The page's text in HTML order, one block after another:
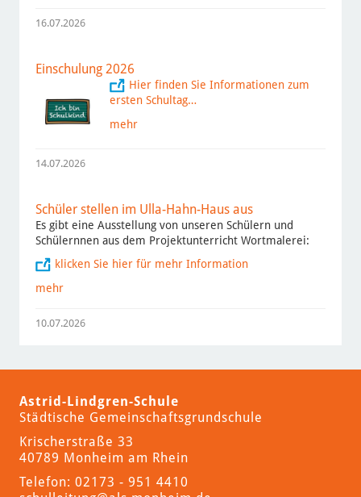
16.07.2026
Einschulung 2026
Hier finden Sie Informationen zum
ersten Schultag…
mehr
14.07.2026
Schüler stellen im Ulla-Hahn-Haus aus
Es gibt eine Ausstellung von unseren Schülern und
Schülernnen aus dem Projektunterricht Wortmalerei:
klicken Sie hier für mehr Information
mehr
10.07.2026
Astrid-Lindgren-Schule
Städtische Gemeinschaftsgrundschule
Krischerstraße 33
40789 Monheim am Rhein
Telefon: 02173 - 951 4410